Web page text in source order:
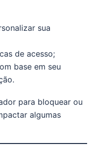
sua
de acesso;
base em seu
para bloquear ou
algumas